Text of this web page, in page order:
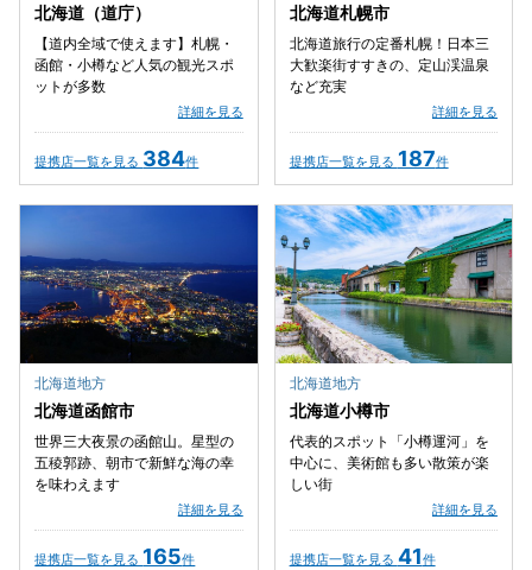
北海道（道庁）
【道内全域で使えます】札幌・
函館・小樽など人気の観光スポ
ットが多数
詳細を見る
提携店一覧を見る 384件
北海道札幌市
北海道旅行の定番札幌！日本三
大歓楽街すすきの、定山渓温泉
など充実
詳細を見る
提携店一覧を見る 187件
北海道地方
北海道函館市
世界三大夜景の函館山。星型の
五稜郭跡、朝市で新鮮な海の幸
を味わえます
詳細を見る
提携店一覧を見る 165件
北海道地方
北海道小樽市
代表的スポット「小樽運河」を
中心に、美術館も多い散策が楽
しい街
詳細を見る
提携店一覧を見る 41件